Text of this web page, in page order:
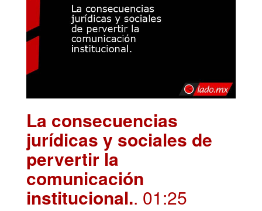
La consecuencias
jurídicas y sociales de
pervertir la
comunicación
institucional.. 01:25